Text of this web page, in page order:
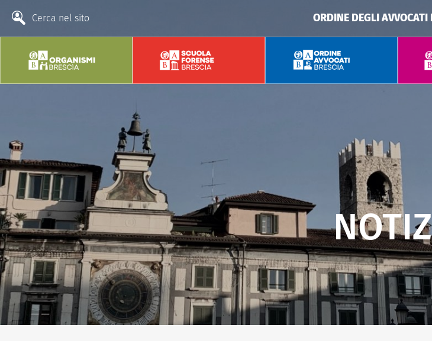
Cerca nel sito ORDINE DEGLI AVVOCATI